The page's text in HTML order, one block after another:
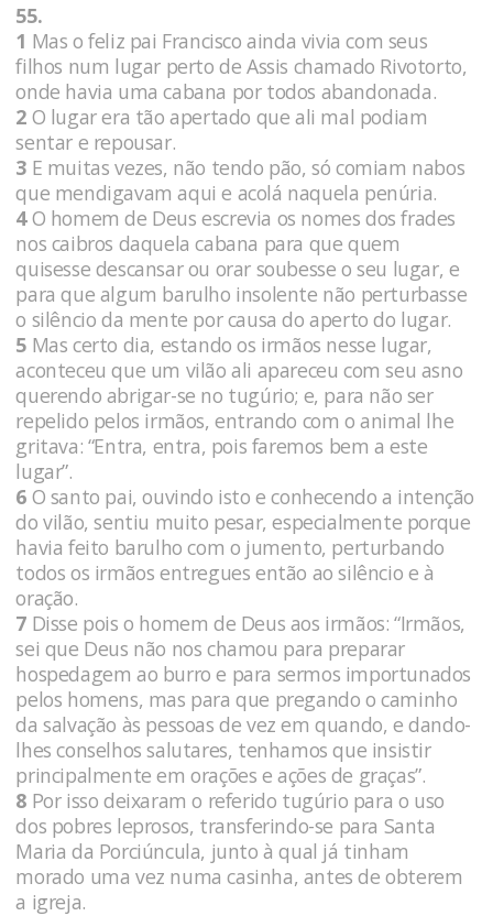
55.
1 Mas o feliz pai Francisco ainda vivia com seus
filhos num lugar perto de Assis chamado Rivotorto,
onde havia uma cabana por todos abandonada.
2 O lugar era tão apertado que ali mal podiam
sentar e repousar.
3 E muitas vezes, não tendo pão, só comiam nabos
que mendigavam aqui e acolá naquela penúria.
4O homem de Deus escrevia os nomes dos frades
nos caibros daquela cabana para que quem
quisesse descansar ou orar soubesse o seu lugar, e
para que algum barulho insolente não perturbasse
o silêncio da mente por causa do aperto do lugar.
5 Mas certo dia, estando os irmãos nesse lugar,
aconteceu que um vilão ali apareceu com seu asno
querendo abrigar-se no tugúrio; e, para não ser
repelido pelos irmãos, entrando com o animal lhe
gritava: “Entra, entra, pois faremos bem a este
lugar”.
6 O santo pai, ouvindo isto e conhecendo a intenção
do vilão, sentiu muito pesar, especialmente porque
havia feito barulho com o jumento, perturbando
todos os irmãos entregues então ao silêncio e à
oração.
7 Disse pois o homem de Deus aos irmãos: “Irmãos,
sei que Deus não nos chamou para preparar
hospedagem ao burro e para sermos importunados
pelos homens, mas para que pregando o caminho
da salvação às pessoas de vez em quando, e dando-
lhes conselhos salutares, tenhamos que insistir
principalmente em orações e ações de graças”.
8 Por isso deixaram o referido tugúrio para o uso
dos pobres leprosos, transferindo-se para Santa
Maria da Porciúncula, junto à qual já tinham
morado uma vez numa casinha, antes de obterem
a igreja.